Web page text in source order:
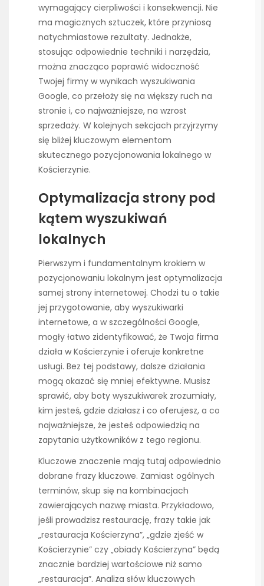
wymagający cierpliwości i konsekwencji. Nie
ma magicznych sztuczek, które przyniosą
natychmiastowe rezultaty. Jednakże,
stosując odpowiednie techniki i narzędzia,
można znacząco poprawić widoczność
Twojej firmy w wynikach wyszukiwania
Google, co przełoży się na większy ruch na
stronie i, co najważniejsze, na wzrost
sprzedaży. W kolejnych sekcjach przyjrzymy
się bliżej kluczowym elementom
skutecznego pozycjonowania lokalnego w
Kościerzynie.
Optymalizacja strony pod
kątem wyszukiwań
lokalnych
Pierwszym i fundamentalnym krokiem w
pozycjonowaniu lokalnym jest optymalizacja
samej strony internetowej. Chodzi tu o takie
jej przygotowanie, aby wyszukiwarki
internetowe, a w szczególności Google,
mogły łatwo zidentyfikować, że Twoja firma
działa w Kościerzynie i oferuje konkretne
usługi. Bez tej podstawy, dalsze działania
mogą okazać się mniej efektywne. Musisz
sprawić, aby boty wyszukiwarek zrozumiały,
kim jesteś, gdzie działasz i co oferujesz, a co
najważniejsze, że jesteś odpowiedzią na
zapytania użytkowników z tego regionu.
Kluczowe znaczenie mają tutaj odpowiednio
dobrane frazy kluczowe. Zamiast ogólnych
terminów, skup się na kombinacjach
zawierających nazwę miasta. Przykładowo,
jeśli prowadzisz restaurację, frazy takie jak
„restauracja Kościerzyna”, „gdzie zjeść w
Kościerzynie” czy „obiady Kościerzyna” będą
znacznie bardziej wartościowe niż samo
„restauracja”. Analiza słów kluczowych